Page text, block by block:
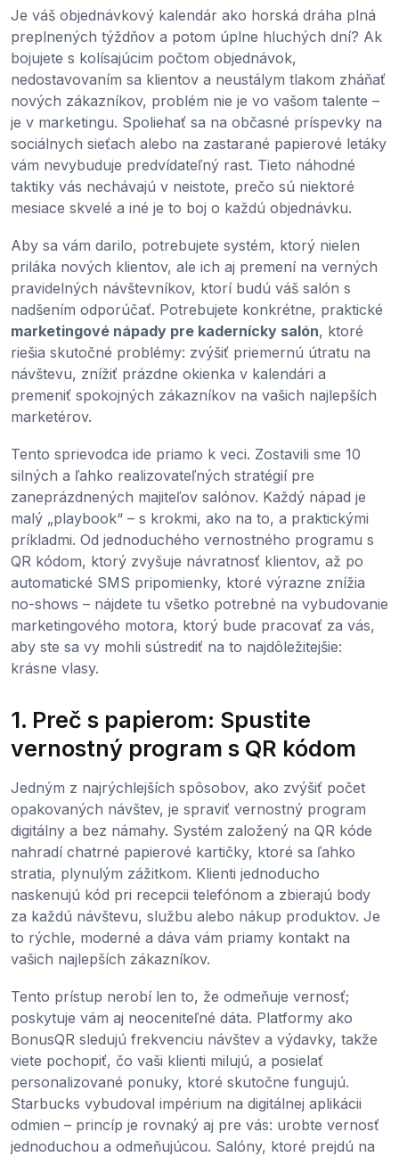
Je váš objednávkový kalendár ako horská dráha plná
preplnených týždňov a potom úplne hluchých dní? Ak
bojujete s kolísajúcim počtom objednávok,
nedostavovaním sa klientov a neustálym tlakom zháňať
nových zákazníkov, problém nie je vo vašom talente –
je v marketingu. Spoliehať sa na občasné príspevky na
sociálnych sieťach alebo na zastarané papierové letáky
vám nevybuduje predvídateľný rast. Tieto náhodné
taktiky vás nechávajú v neistote, prečo sú niektoré
mesiace skvelé a iné je to boj o každú objednávku.
Aby sa vám darilo, potrebujete systém, ktorý nielen
priláka nových klientov, ale ich aj premení na verných
pravidelných návštevníkov, ktorí budú váš salón s
nadšením odporúčať. Potrebujete konkrétne, praktické
marketingové nápady pre kadernícky salón, ktoré
riešia skutočné problémy: zvýšiť priemernú útratu na
návštevu, znížiť prázdne okienka v kalendári a
premeniť spokojných zákazníkov na vašich najlepších
marketérov.
Tento sprievodca ide priamo k veci. Zostavili sme 10
silných a ľahko realizovateľných stratégií pre
zaneprázdnených majiteľov salónov. Každý nápad je
malý „playbook“ – s krokmi, ako na to, a praktickými
príkladmi. Od jednoduchého vernostného programu s
QR kódom, ktorý zvyšuje návratnosť klientov, až po
automatické SMS pripomienky, ktoré výrazne znížia
no-shows – nájdete tu všetko potrebné na vybudovanie
marketingového motora, ktorý bude pracovať za vás,
aby ste sa vy mohli sústrediť na to najdôležitejšie:
krásne vlasy.
1. Preč s papierom: Spustite
vernostný program s QR kódom
Jedným z najrýchlejších spôsobov, ako zvýšiť počet
opakovaných návštev, je spraviť vernostný program
digitálny a bez námahy. Systém založený na QR kóde
nahradí chatrné papierové kartičky, ktoré sa ľahko
stratia, plynulým zážitkom. Klienti jednoducho
naskenujú kód pri recepcii telefónom a zbierajú body
za každú návštevu, službu alebo nákup produktov. Je
to rýchle, moderné a dáva vám priamy kontakt na
vašich najlepších zákazníkov.
Tento prístup nerobí len to, že odmeňuje vernosť;
poskytuje vám aj neoceniteľné dáta. Platformy ako
BonusQR sledujú frekvenciu návštev a výdavky, takže
viete pochopiť, čo vaši klienti milujú, a posielať
personalizované ponuky, ktoré skutočne fungujú.
Starbucks vybudoval impérium na digitálnej aplikácii
odmien – princíp je rovnaký aj pre vás: urobte vernosť
jednoduchou a odmeňujúcou. Salóny, ktoré prejdú na